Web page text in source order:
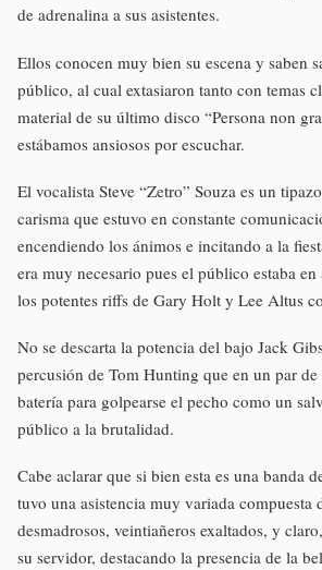
de adrenalina a sus asistentes.
Ellos conocen muy bien su escena y saben
público, al cual extasiaron tanto con temas
material de su último disco “Persona non
estábamos ansiosos por escuchar.
El vocalista Steve “Zetro” Souza es un
carisma que estuvo en constante
encendiendo los ánimos e incitando a la
era muy necesario pues el público estaba
los potentes riffs de Gary Holt y Lee Altus
No se descarta la potencia del bajo Jack
percusión de Tom Hunting que en un par de
batería para golpearse el pecho como un
público a la brutalidad.
Cabe aclarar que si bien esta es una banda
tuvo una asistencia muy variada compuesta
desmadrosos, veintiañeros exaltados, y
su servidor, destacando la presencia de la